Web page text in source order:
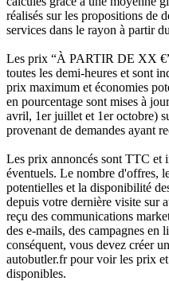
réalisés sur les propositions de
services dans le rayon à partir
Les prix “À PARTIR DE XX
toutes les demi-heures et sont
prix maximum et économies
en pourcentage sont mises à
avril, 1er juillet et 1er octobre)
provenant de demandes ayant
Les prix annoncés sont TTC et
éventuels. Le nombre d'offres,
potentielles et la disponibilité
depuis votre dernière visite sur
reçu des communications
des e-mails, des campagnes en
conséquent, vous devez créer
autobutler.fr pour voir les prix
disponibles.